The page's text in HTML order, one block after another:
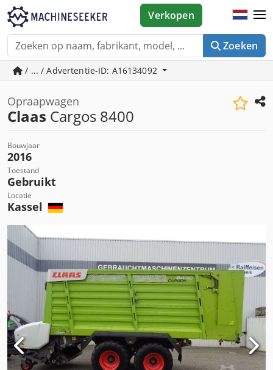
Zoeken
Verkopen
/ ... / Advertentie-ID: A16134092
Opraapwagen
Claas Cargos 8400
Bouwjaar
2016
Toestand
Gebruikt
Locatie
Kassel